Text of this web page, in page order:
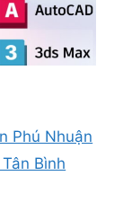
Phú Nhuận
Bình